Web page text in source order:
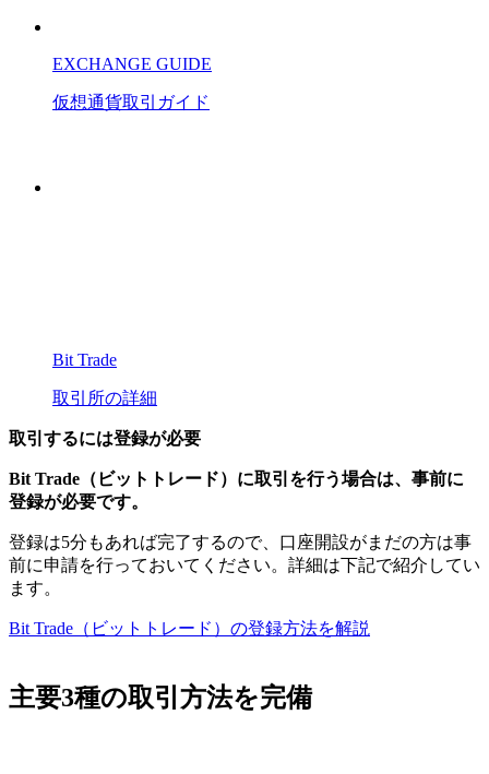
EXCHANGE GUIDE
仮想通貨取引 ガイド
Bit Trade
取引所の詳細
取引するには登録が必要
Bit Trade（ビットトレード）に取引を行う場合は、事前に
登録が必要です。
登録は5分もあれば完了するので、口座開設がまだの方は事
前に申請を行っておいてください。詳細は下記で紹介してい
ます。
Bit Trade（ビットトレード）の登録方法を解説
主要3種の取引方法を完備